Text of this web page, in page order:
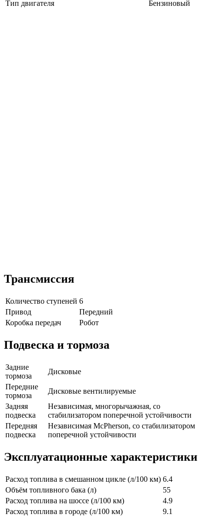
Тип двигателя
Бензиновый
Трансмиссия
Количество ступеней 6
Привод
Передний
Коробка передач
Робот
Подвеска и тормоза
Задние
тормоза
Дисковые
Передние
тормоза
Дисковые вентилируемые
Задняя
подвеска
Независимая, многорычажная, со
стабилизатором поперечной устойчивости
Передняя
подвеска
Независимая McPherson, со стабилизатором
поперечной устойчивости
Эксплуатационные характеристики
Расход топлива в смешанном цикле (л/100 км) 6.4
Объём топливного бака (л)
55
Расход топлива на шоссе (л/100 км)
4.9
Расход топлива в городе (л/100 км)
9.1